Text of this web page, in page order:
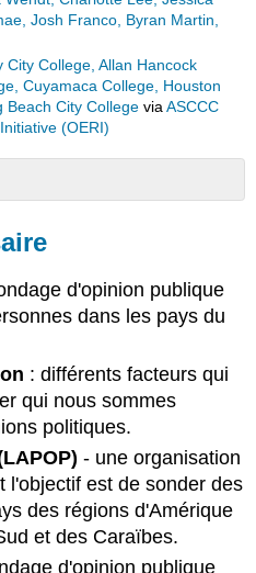
Josh Franco, Byran Martin,
City College, Allan Hancock
Cuyamaca College, Houston
Beach City Collegevia ASCCC
(OERI)
d'opinion publique
dans les pays du
: différents facteurs qui
qui nous sommes
politiques.
- une organisation
l'objectif est de sonder des
des régions d'Amérique
et des Caraïbes.
d'opinion publique